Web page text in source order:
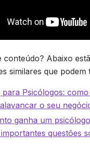
conteúdo? Abaixo
similares que podem
Psicólogos:
o seu
ganha um
questões